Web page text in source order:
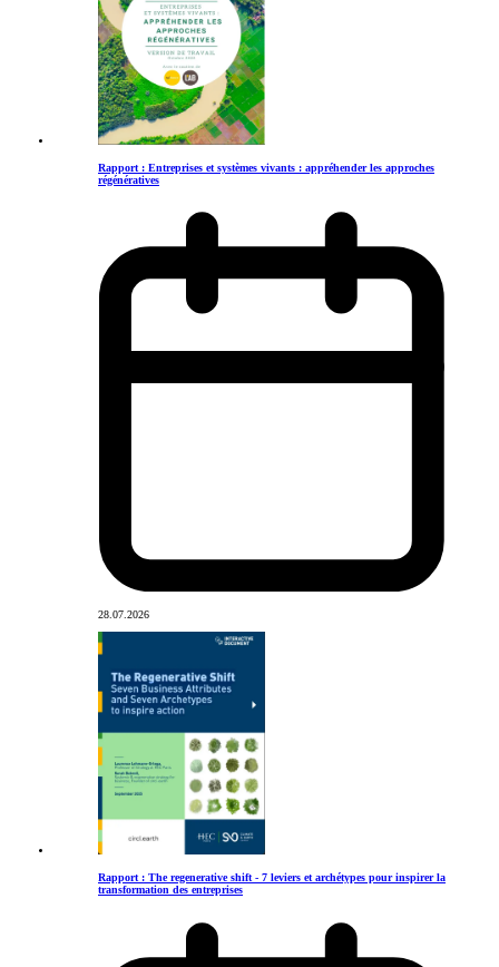
Rapport : Entreprises et systèmes vivants : appréhender les approches
régénératives
28.07.2026
Rapport : The regenerative shift - 7 leviers et archétypes pour inspirer la
transformation des entreprises